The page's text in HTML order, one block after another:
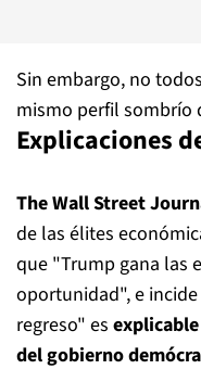
Sin embargo, no
mismo perfil sombrío
Explicaciones
The Wall Street
de las élites
que "Trump gana las
oportunidad", e
regreso" es
del gobierno